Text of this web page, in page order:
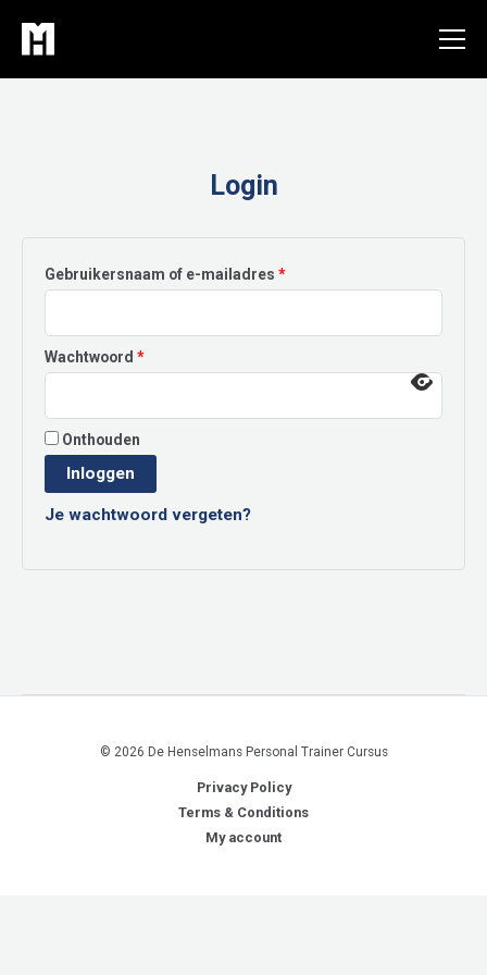
naar
de
Login
Gebruikersnaam of e-mailadres *Vereist
Wachtwoord *Vereist
Onthouden
Inloggen
Je wachtwoord vergeten?
© 2026 De Henselmans Personal Trainer Cursus
Privacy Policy
Terms & Conditions
My account